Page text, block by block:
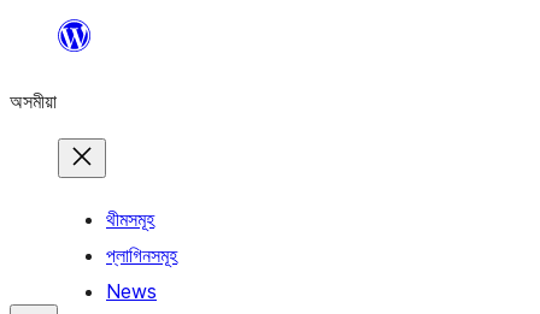
বিষয়বস্তুলৈ
অসমীয়া
থীমসমূহ
প্লাগিনসমূহ
News